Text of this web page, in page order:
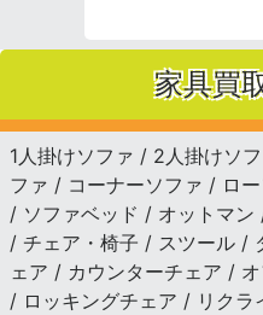
家具買
1人掛けソファ / 2人掛けソ
ファ / コーナーソファ / ロ
/ ソファベッド / オットマ
/ チェア・椅子 / スツール /
ェア / カウンターチェア /
/ ロッキングチェア / リク